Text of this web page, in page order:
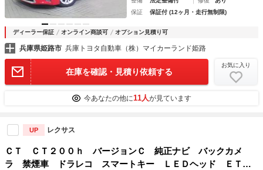
保証
保証付 (12ヶ月・走行無制限)
ディーラー保証 オンライン商談可 オプション見積り可
兵庫県姫路市 兵庫トヨタ自動車（株）マイカーランド姫路
在庫を確認・見積り依頼する
お気に入り
今あなたの他に11人が見ています
UP レクサス
ＣＴ ＣＴ２００ｈ バージョンＣ 純正ナビ バックカメ
ラ 禁煙車 ドラレコ スマートキー ＬＥＤヘッド ＥＴ